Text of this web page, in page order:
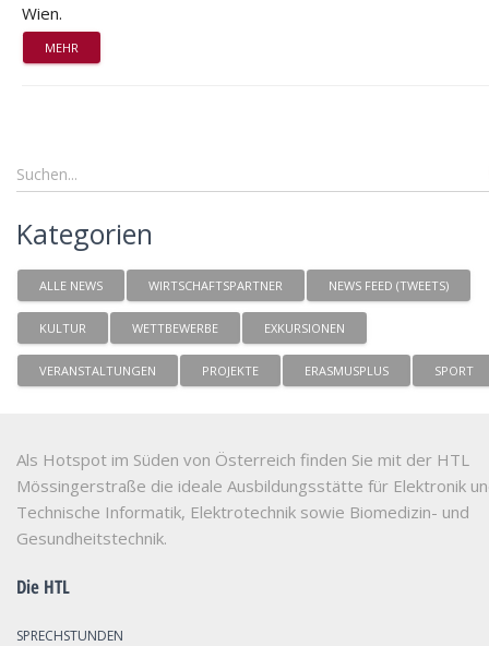
Wien.
MEHR
Kategorien
ALLE NEWS WIRTSCHAFTSPARTNER NEWS FEED (TWEETS)
KULTUR WETTBEWERBE EXKURSIONEN
VERANSTALTUNGEN PROJEKTE ERASMUSPLUS SPORT
Als Hotspot im Süden von Österreich finden Sie mit der HTL
Mössingerstraße die ideale Ausbildungsstätte für Elektronik
Technische Informatik, Elektrotechnik sowie Biomedizin- und
Gesundheitstechnik.
Die HTL
SPRECHSTUNDEN